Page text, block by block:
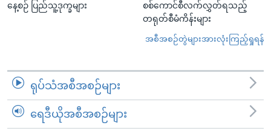
နေ့စဉ် ပြည်သူ့ဒုက္ခများ
စစ်ကောင်စီလက်လွှတ်ရသည့်
တရုတ်စီမံကိန်းများ
အစီအစဉ်တွဲများအားလုံးကြည့်ရှုရန်
ရုပ်သံအစီအစဉ်များ
ရေဒီယိုအစီအစဉ်များ